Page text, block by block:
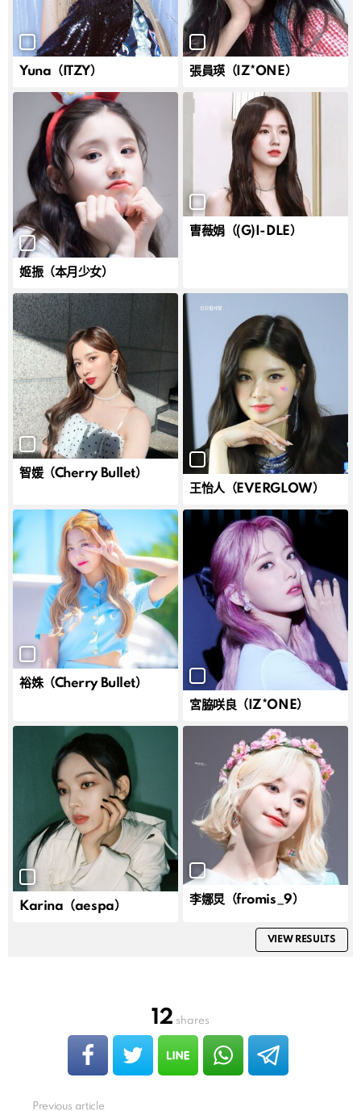
Yuna（ITZY） 張員瑛（IZ*ONE）
姬振（本月少女）
曺薇娟（(G)I-DLE）
智媛（Cherry Bullet）
王怡人（EVERGLOW）
裕姝（Cherry Bullet）
宮脇咲良（IZ*ONE）
Karina（aespa） 李娜炅（fromis_9）
VIEW RESULTS
12 shares
Previous article